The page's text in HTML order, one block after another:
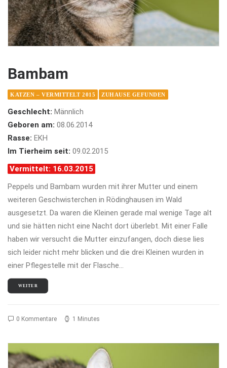
Bambam
KATZEN – VERMITTELT 2015 ZUHAUSE GEFUNDEN
Geschlecht: Männlich
Geboren am: 08.06.2014
Rasse: EKH
Im Tierheim seit: 09.02.2015
Vermittelt: 16.03.2015
Peppels und Bambam wurden mit ihrer Mutter und einem
weiteren Geschwisterchen in Rödinghausen im Wald
ausgesetzt. Da waren die Kleinen gerade mal wenige Tage alt
und sie hätten nicht eine Nacht dort überlebt. Mit einer Falle
haben wir versucht die Mutter einzufangen, doch diese lies
sich leider nicht mehr blicken und die drei Kleinen wurden in
einer Pflegestelle mit der Flasche…
WEITER
0 Kommentare 1 Minutes